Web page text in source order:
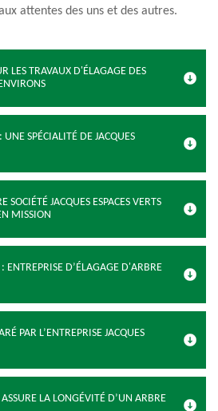
attentes des uns et des autres.
LES TRAVAUX D'ÉLAGAGE DES
SPÉCIALITÉ DE JACQUES
SOCIÉTÉ JACQUES ESPACES VERTS
MISSION
: ENTREPRISE D’ÉLAGAGE D'ARBRE
PAR L’ENTREPRISE JACQUES
ASSURE LA LONGÉVITÉ D’UN ARBRE